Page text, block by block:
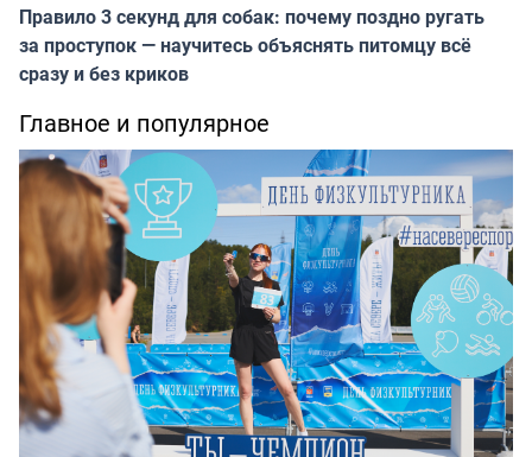
Правило 3 секунд для собак: почему поздно ругать
за проступок — научитесь объяснять питомцу всё
сразу и без криков
Главное и популярное